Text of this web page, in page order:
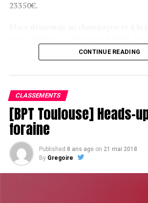
23350€.
CONTINUE READING
CLASSEMENTS
[BPT Toulouse] Heads-
foraine
Published 8 ans ago on 21 mai 2018
By Gregoire